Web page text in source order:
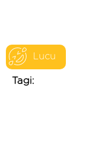
Lucu
Tagi: